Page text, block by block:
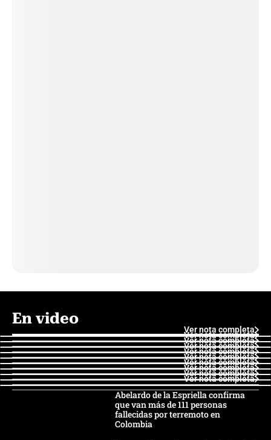
En video
Ver nota completa
Ver nota completa
Ver nota completa
Ver nota completa
Ver nota completa
Ver nota completa
Ver nota completa
Ver nota completa
Ver nota completa
Ver nota completa
Abelardo de la Espriella confirma
que van más de 111 personas
fallecidas por terremoto en
Colombia